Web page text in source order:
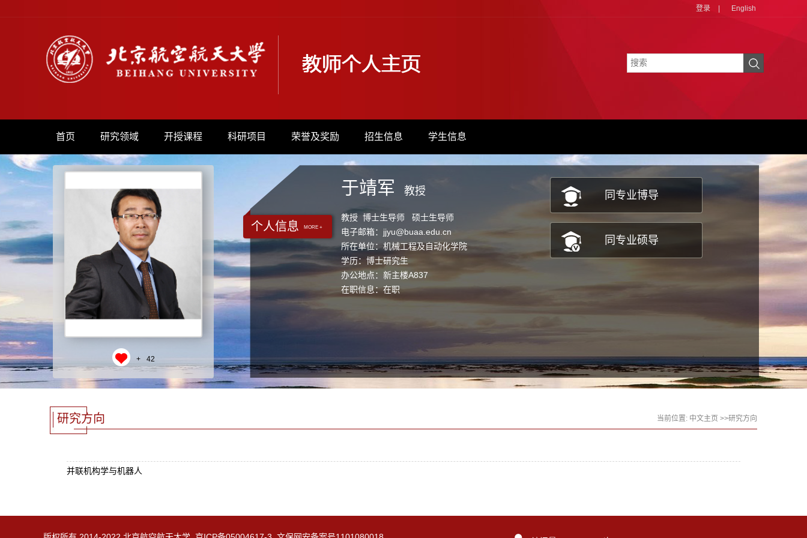
登录 English
首页 研究领域 开授课程 科研项目 荣誉及奖励 招生信息 学生信息
+ 42
个人信息 MORE +
于靖军 教授
教授 博士生导师 硕士生导师
电子邮箱： jjyu@buaa.edu.cn
所在单位：机械工程及自动化学院
学历：博士研究生
办公地点：新主楼A837
在职信息：在职
同专业博导
同专业硕导
研究方向 当前位置: 中文主页 >>研究方向
并联机构学与机器人